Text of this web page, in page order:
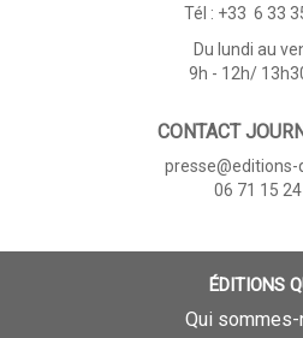
Tél : +33 6 33
Du lundi au
9h - 12h/
CONTACT
presse@editions-
06 71 15
ÉDITIONS
Qui sommes-